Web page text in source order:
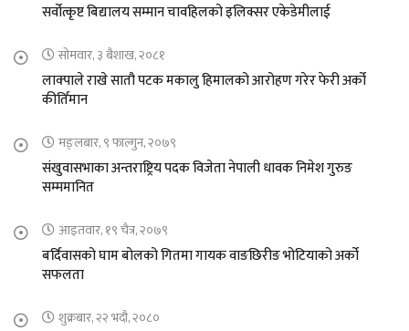
सर्वोत्कृष्ट बिद्यालय सम्मान चावहिलको इलिक्सर एकेडेमीलाई
सोमवार, ३ बैशाख, २०८१
लाक्पाले राखे सातौ पटक मकालु हिमालको आरोहण गरेर फेरी अर्को
कीर्तिमान
मङ्लबार, ९ फाल्गुन, २०७९
संखुवासभाका अन्तराष्ट्रिय पदक विजेता नेपाली धावक निमेश गुरुङ
सम्ममानित
आइतवार, १९ चैत्र, २०७९
बर्दिवासको घाम बोलको गितमा गायक वाङछिरीङ भोटियाको अर्को
सफलता
शुक्रबार, २२ भदौ, २०८०